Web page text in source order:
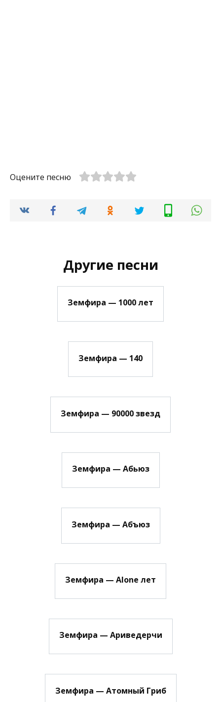
Оцените песню
Другие песни
Земфира — 1000 лет
Земфира — 140
Земфира — 90000 звезд
Земфира — Абьюз
Земфира — Абъюз
Земфира — Alone лет
Земфира — Ариведерчи
Земфира — Атомный Гриб